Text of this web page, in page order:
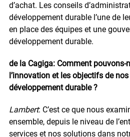
d’achat. Les conseils
développement durable l’une de
en place des équipes et une
développement durable.
de la Cagiga: Comment pouvons-
l’innovation et les objectifs de
développement durable ?
Lambert: C’est ce que nous
ensemble, depuis le niveau de
services et nos solutions dans